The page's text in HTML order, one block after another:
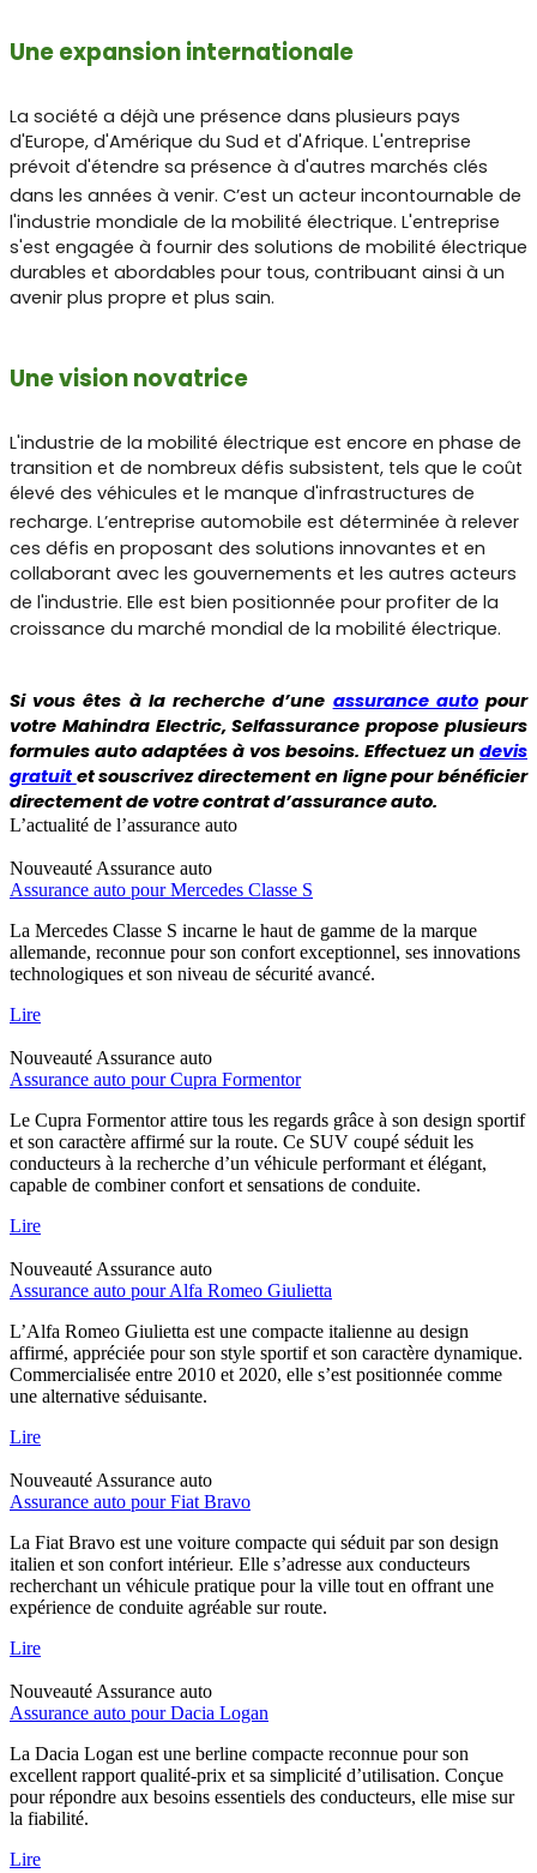
Une expansion internationale
La société a déjà une présence dans plusieurs pays
d'Europe, d'Amérique du Sud et d'Afrique. L'entreprise
prévoit d'étendre sa présence à d'autres marchés clés
dans les années à venir. C’est un acteur incontournable de
l'industrie mondiale de la mobilité électrique. L'entreprise
s'est engagée à fournir des solutions de mobilité électrique
durables et abordables pour tous, contribuant ainsi à un
avenir plus propre et plus sain.
Une vision novatrice
L'industrie de la mobilité électrique est encore en phase de
transition et de nombreux défis subsistent, tels que le coût
élevé des véhicules et le manque d'infrastructures de
recharge. L’entreprise automobile est déterminée à relever
ces défis en proposant des solutions innovantes et en
collaborant avec les gouvernements et les autres acteurs
de l'industrie. Elle est bien positionnée pour profiter de la
croissance du marché mondial de la mobilité électrique.
Si vous êtes à la recherche d’une assurance auto pour
votre Mahindra Electric, Selfassurance propose plusieurs
formules auto adaptées à vos besoins. Effectuez un devis
gratuit et souscrivez directement en ligne pour bénéficier
directement de votre contrat d’assurance auto.
L’actualité de l’assurance auto
Nouveauté Assurance auto
Assurance auto pour Mercedes Classe S
La Mercedes Classe S incarne le haut de gamme de la marque
allemande, reconnue pour son confort exceptionnel, ses innovations
technologiques et son niveau de sécurité avancé.
Lire
Nouveauté Assurance auto
Assurance auto pour Cupra Formentor
Le Cupra Formentor attire tous les regards grâce à son design sportif
et son caractère affirmé sur la route. Ce SUV coupé séduit les
conducteurs à la recherche d’un véhicule performant et élégant,
capable de combiner confort et sensations de conduite.
Lire
Nouveauté Assurance auto
Assurance auto pour Alfa Romeo Giulietta
L’Alfa Romeo Giulietta est une compacte italienne au design
affirmé, appréciée pour son style sportif et son caractère dynamique.
Commercialisée entre 2010 et 2020, elle s’est positionnée comme
une alternative séduisante.
Lire
Nouveauté Assurance auto
Assurance auto pour Fiat Bravo
La Fiat Bravo est une voiture compacte qui séduit par son design
italien et son confort intérieur. Elle s’adresse aux conducteurs
recherchant un véhicule pratique pour la ville tout en offrant une
expérience de conduite agréable sur route.
Lire
Nouveauté Assurance auto
Assurance auto pour Dacia Logan
La Dacia Logan est une berline compacte reconnue pour son
excellent rapport qualité-prix et sa simplicité d’utilisation. Conçue
pour répondre aux besoins essentiels des conducteurs, elle mise sur
la fiabilité.
Lire